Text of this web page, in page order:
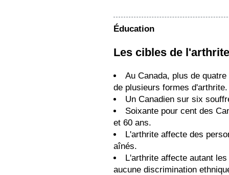
Éducation
Les cibles de
Au Canada, plus de
de plusieurs formes d'arthrite.
Un Canadien sur six
Soixante pour cent des
et 60 ans.
L'arthrite affecte des
aînés.
L'arthrite affecte autant
aucune discrimination